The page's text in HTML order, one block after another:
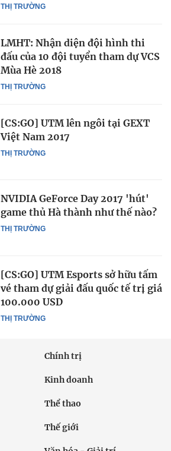
THỊ TRƯỜNG
THỊ TRƯỜNG
LMHT: Nhận diện đội hình thi
đấu của 10 đội tuyển tham dự VCS
Mùa Hè 2018
THỊ TRƯỜNG
[CS:GO] UTM lên ngôi tại GEXT
Việt Nam 2017
THỊ TRƯỜNG
NVIDIA GeForce Day 2017 'hút'
game thủ Hà thành như thế nào?
THỊ TRƯỜNG
[CS:GO] UTM Esports sở hữu tấm
vé tham dự giải đấu quốc tế trị giá
100.000 USD
Chính trị
Kinh doanh
Thể thao
Thế giới